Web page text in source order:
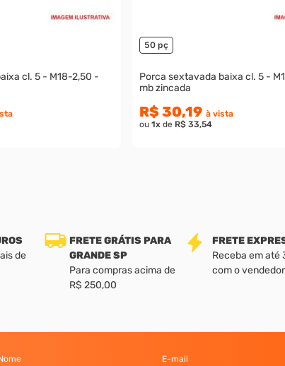
- M18-2,50 -
50 pç
Porca sextavada baixa cl. 5 - M14-1,50 -
mb zincada
R$ 30,19 à vista
ou 1xde R$ 33,54
de
FRETE GRÁTIS PARA
GRANDE SP
Para compras acima de
R$ 250,00
FRETE
Receba em até
com o vendedor
E-mail